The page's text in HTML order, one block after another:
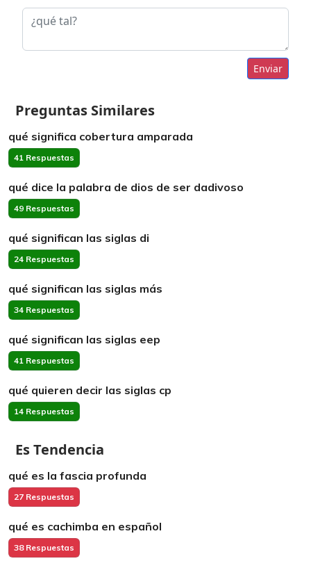
Enviar
Preguntas Similares
qué significa cobertura amparada
41 Respuestas
qué dice la palabra de dios de ser dadivoso
49 Respuestas
qué significan las siglas di
24 Respuestas
qué significan las siglas más
34 Respuestas
qué significan las siglas eep
41 Respuestas
qué quieren decir las siglas cp
14 Respuestas
Es Tendencia
qué es la fascia profunda
27 Respuestas
qué es cachimba en español
38 Respuestas